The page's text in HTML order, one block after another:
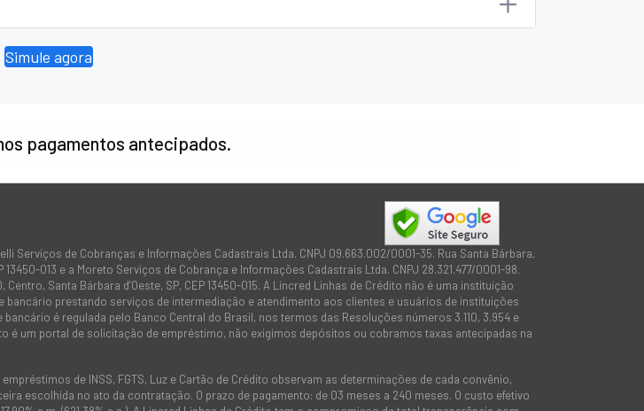
Simule agora
pagamentos antecipados.
Serviços de Cobranças e Informações Cadastrais Ltda. CNPJ 09.663.002/0001-35. Rua Santa Bárbara,
13450-013 e a Moreto Serviços de Cobrança e Informações Cadastrais Ltda. CNPJ 28.321.477/0001-98.
Centro, Santa Bárbara d’Oeste, SP, CEP 13450-015. A Lincred Linhas de Crédito não é uma instituição
prestando serviços de intermediação e atendimento aos clientes e usuários de instituições
é regulada pelo Banco Central do Brasil, nos termos das Resoluções números 3.110, 3.954 e
é um portal de solicitação de empréstimo, não exigimos depósitos ou cobramos taxas antecipadas na
de INSS, FGTS, Luz e Cartão de Crédito observam as determinações de cada convênio,
escolhida no ato da contratação. O prazo de pagamento: de 03 meses a 240 meses. O custo efetivo